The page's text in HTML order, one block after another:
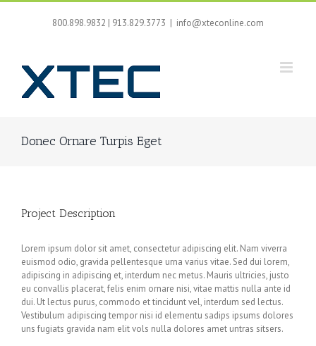
Skip
800.898.9832 | 913.829.3773 | info@xteconline.com
Donec Ornare Turpis Eget
Project Description
Lorem ipsum dolor sit amet, consectetur adipiscing elit. Nam viverra
euismod odio, gravida pellentesque urna varius vitae. Sed dui lorem,
adipiscing in adipiscing et, interdum nec metus. Mauris ultricies, justo
eu convallis placerat, felis enim ornare nisi, vitae mattis nulla ante id
dui. Ut lectus purus, commodo et tincidunt vel, interdum sed lectus.
Vestibulum adipiscing tempor nisi id elementu sadips ipsums dolores
uns fugiats gravida nam elit vols nulla dolores amet untras sitsers.